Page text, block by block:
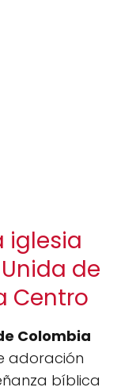
iglesia
de
Centro
Colombia
adoración
bíblica